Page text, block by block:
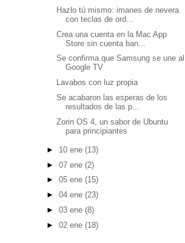
Hazlo tú mismo: imanes de nevera
con teclas de ord...
Crea una cuenta en la Mac App
Store sin cuenta ban...
Se confirma que Samsung se une al
Google TV
Lavabos con luz propia
Se acabaron las esperas de los
resultados de las p...
Zorin OS 4, un sabor de Ubuntu
para principiantes
► 10 ene(13)
►07 ene(2)
►05 ene(15)
►04 ene(23)
►03 ene(8)
►02 ene(18)